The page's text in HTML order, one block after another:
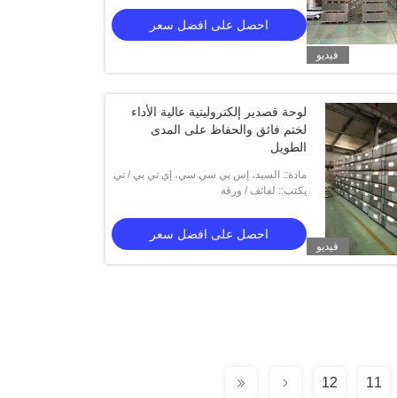
فيديو
احصل على افضل سعر
فيديو
لوحة قصدير إلكتروليتية عالية الأداء
لختم فائق والحفاظ على المدى
الطويل
مادة:: السيد، إس بي سي سي، إي تي بي / تي
إف إس
يكتب:: لفائف / ورقة
احصل على افضل سعر
11
12